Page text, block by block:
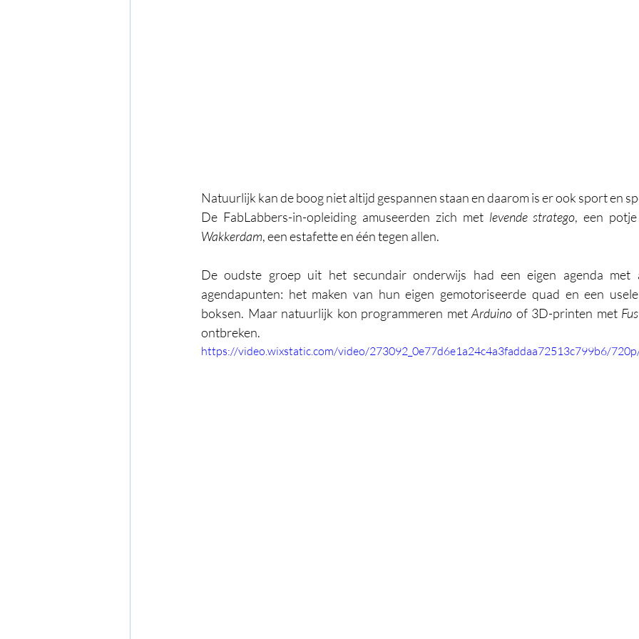
Natuurlijk kan de boog niet altijd gespannen staan en daarom is er ook sport en
De FabLabbers-in-opleiding amuseerden zich met levende stratego, een
Wakkerdam, een estafette en één tegen allen.
De oudste groep uit het secundair onderwijs had een eigen agenda met
agendapunten: het maken van hun eigen gemotoriseerde quad en een
boksen. Maar natuurlijk kon programmeren met Arduino of 3D-printen met
ontbreken.
https://video.wixstatic.com/video/273092_0e77d6e1a24c4a3faddaa72513c799b6/